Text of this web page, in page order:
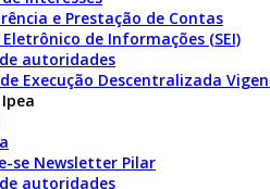
e Prestação de Contas
de Informações (SEI)
autoridades
Execução Descentralizada
se Newsletter Pilar
autoridades